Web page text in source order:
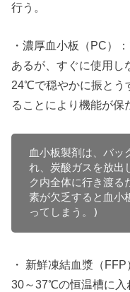
行う。
・濃厚血小板（PC）
あるが、すぐに使用し
24℃で穏やかに振とう
ることにより機能が保
血小板製剤は、バッ
れ、炭酸ガスを放出
ク内全体に行き渡る
素が欠乏すると血小
ってしまう。)
・ 新鮮凍結血漿（
30～37℃の恒温槽に入